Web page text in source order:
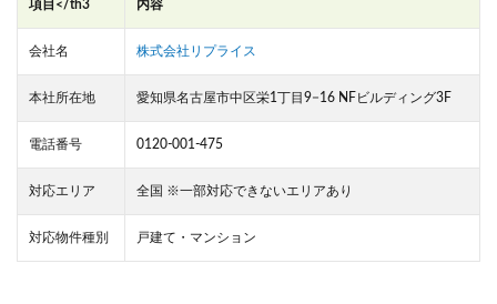
項目</th3 内容
会社名 株式会社リプライス
本社所在地 愛知県名古屋市中区栄1丁目9−16 NFビルディング3F
電話番号 0120-001-475
対応エリア 全国 ※一部対応できないエリアあり
対応物件種別 戸建て・マンション